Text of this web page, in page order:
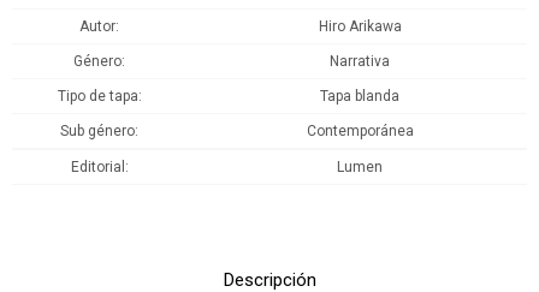
Autor Hiro Arikawa
Género Narrativa
Tipo de tapa Tapa blanda
Sub género Contemporánea
Editorial Lumen
Descripción